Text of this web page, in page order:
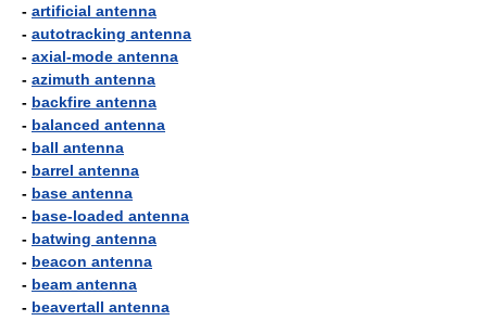
- artificial antenna
- autotracking antenna
- axial-mode antenna
- azimuth antenna
- backfire antenna
- balanced antenna
- ball antenna
- barrel antenna
- base antenna
- base-loaded antenna
- batwing antenna
- beacon antenna
- beam antenna
- beavertall antenna